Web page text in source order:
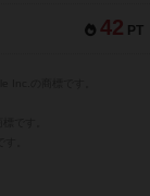
42 PT